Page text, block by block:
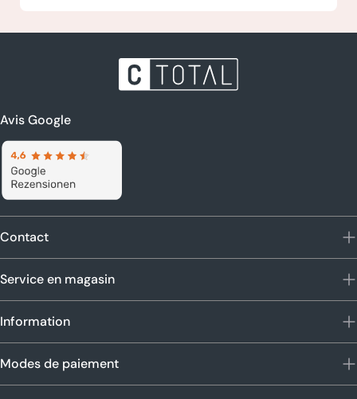
Avis Google
Contact
Service en magasin
Information
Modes de paiement